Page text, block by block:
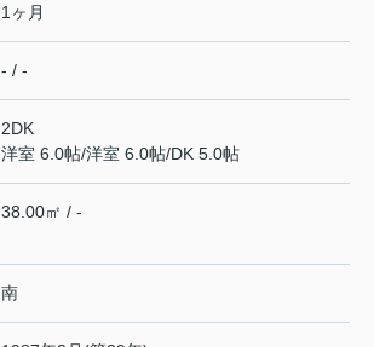
1ヶ月
- / -
2DK
洋室 6.0帖/洋室 6.0帖/DK 5.0帖
38.00㎡ / -
南